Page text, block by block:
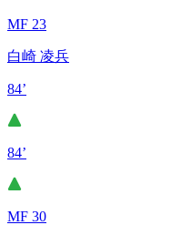
MF 23
白崎 凌兵
84’
84’
MF 30